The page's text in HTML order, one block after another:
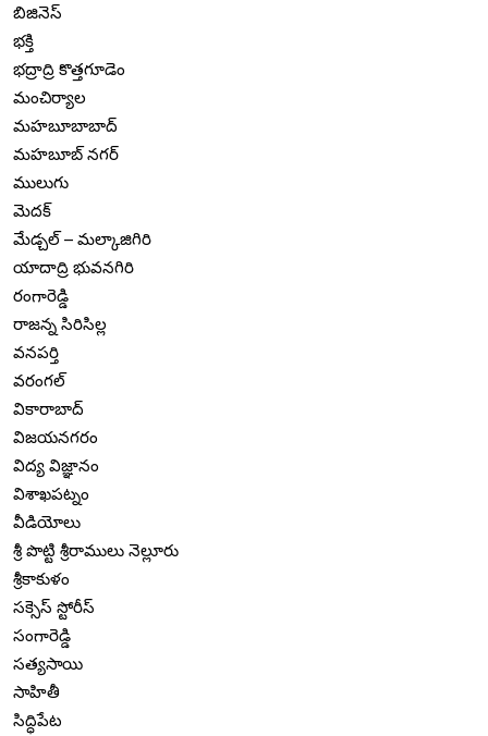
బిజినెస్
భక్తి
భద్రాద్రి కొత్తగూడెం
మంచిర్యాల
మహబూబాబాద్
మహబూబ్ నగర్
ములుగు
మెదక్
మేడ్చల్ – మల్కాజిగిరి
యాదాద్రి భువనగిరి
రంగారెడ్డి
రాజన్న సిరిసిల్ల
వనపర్తి
వరంగల్
వికారాబాద్
విజయనగరం
విద్య విజ్ఞానం
విశాఖపట్నం
వీడియోలు
శ్రీ పొట్టి శ్రీరాములు నెల్లూరు
శ్రీకాకుళం
సక్సెస్ స్టోరీస్
సంగారెడ్డి
సత్యసాయి
సాహితీ
సిద్ధిపేట